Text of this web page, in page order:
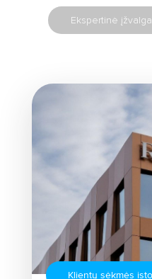
Ekspertinė įžvalga
Klientų sėkmės